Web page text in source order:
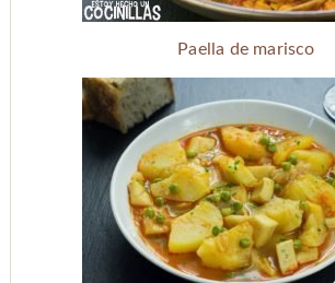
Paella de marisco